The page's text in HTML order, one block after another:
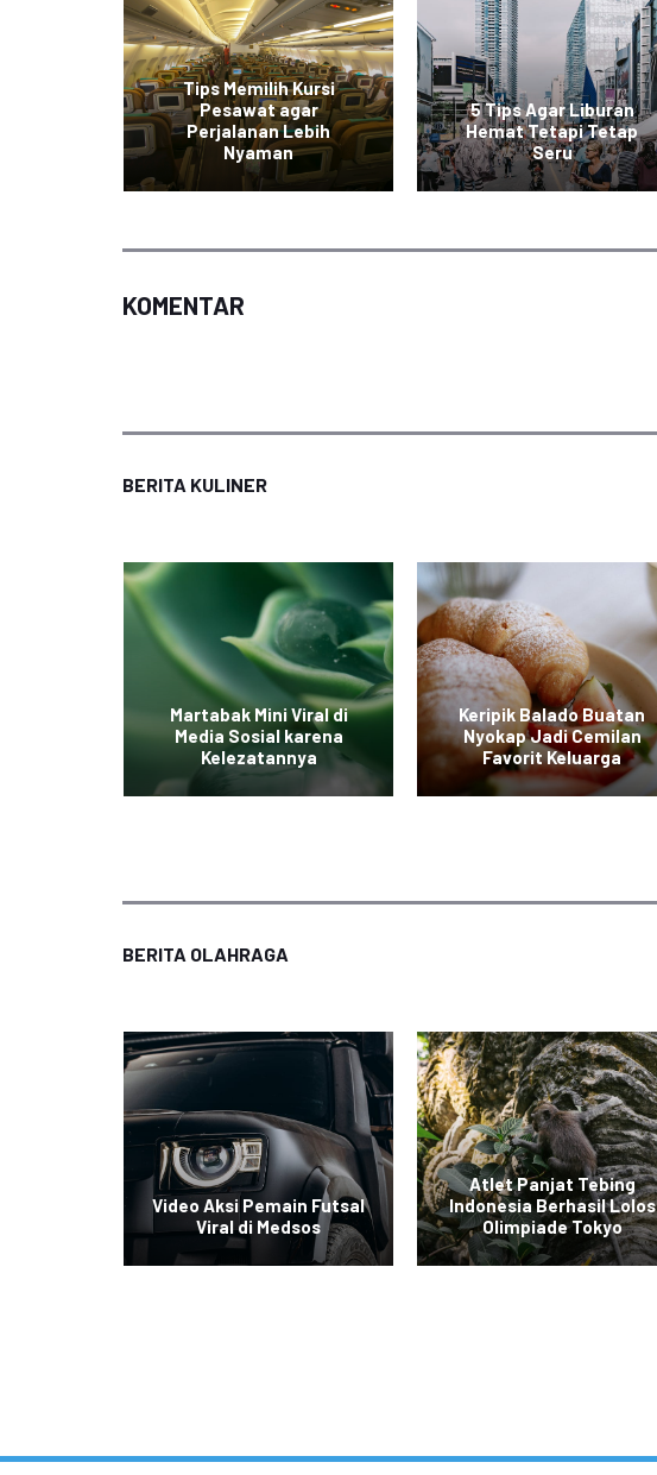
Tips Memilih Kursi
Pesawat agar
Perjalanan Lebih
Nyaman
5 Tips Agar Liburan
Hemat Tetapi Tetap
Seru
KOMENTAR
BERITA KULINER
Martabak Mini Viral di
Media Sosial karena
Kelezatannya
Keripik Balado Buatan
Nyokap Jadi Cemilan
Favorit Keluarga
BERITA OLAHRAGA
Video Aksi Pemain Futsal
Viral di Medsos
Atlet Panjat Tebing
Indonesia Berhasil Lolos
Olimpiade Tokyo